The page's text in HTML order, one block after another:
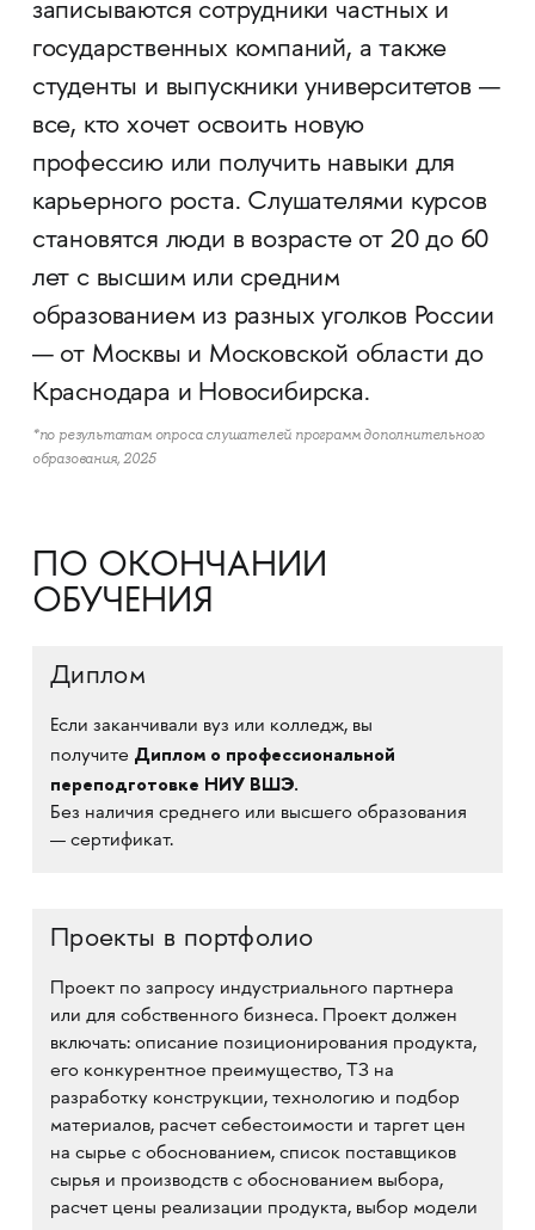
записываются сотрудники частных и
государственных компаний, а также
студенты и выпускники университетов —
все, кто хочет освоить новую
профессию или получить навыки для
карьерного роста. Слушателями курсов
становятся люди в возрасте от 20 до 60
лет с высшим или средним
образованием из разных уголков России
— от Москвы и Московской области до
Краснодара и Новосибирска.
*по результатам опроса слушателей программ дополнительного
образования, 2025
ПО ОКОНЧАНИИ
ОБУЧЕНИЯ
Диплом
Если заканчивали вуз или колледж, вы
получите Диплом о профессиональной
переподготовке НИУ ВШЭ.
Без наличия среднего или высшего образования
— сертификат.
Проекты в портфолио
Проект по запросу индустриального партнера
или для собственного бизнеса. Проект должен
включать: описание позиционирования продукта,
его конкурентное преимущество, ТЗ на
разработку конструкции, технологию и подбор
материалов, расчет себестоимости и таргет цен
на сырье с обоснованием, список поставщиков
сырья и производств с обоснованием выбора,
расчет цены реализации продукта, выбор модели